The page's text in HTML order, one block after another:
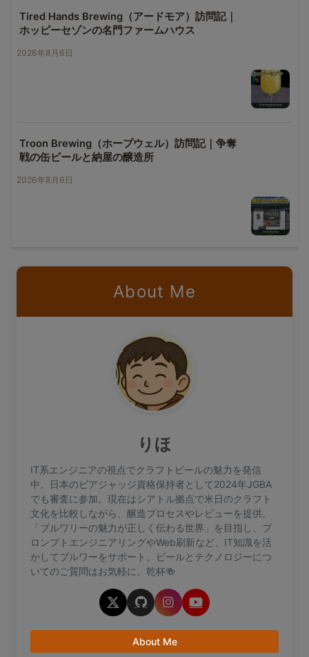
Tired Hands Brewing（アードモア）訪問記｜
ホッピーセゾンの名門ファームハウス
2026年8月6日
Troon Brewing（ホープウェル）訪問記｜争奪
戦の缶ビールと納屋の醸造所
2026年8月6日
About Me
りほ
IT系エンジニアの視点でクラフトビールの魅力を発信
中。日本のビアジャッジ資格保持者として2024年JGBA
でも審査に参加。現在はシアトル拠点で米日のクラフト
文化を比較しながら、醸造プロセスやレビューを提供。
「ブルワリーの魅力が正しく伝わる世界」を目指し、プ
ロンプトエンジニアリングやWeb刷新など、IT知識を活
かしてブルワーをサポート。ビールとテクノロジーにつ
いてのご質問はお気軽に。乾杯🍻
About Me